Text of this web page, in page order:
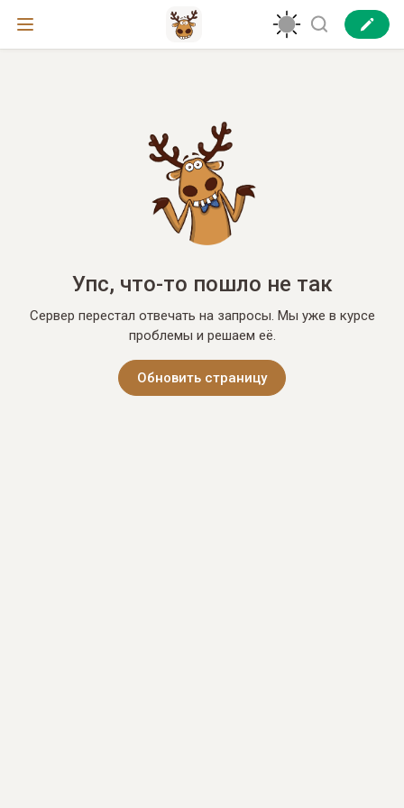
Упс, что-то пошло не так
Сервер перестал отвечать на запросы. Мы уже в курсе
проблемы и решаем её.
Обновить страницу